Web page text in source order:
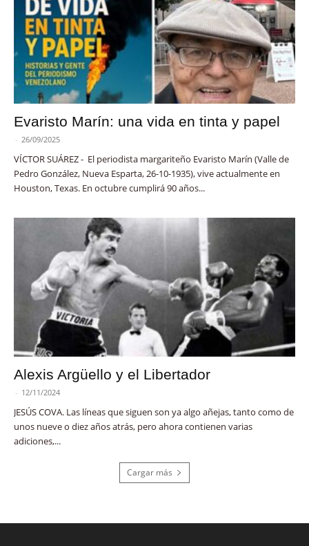
Evaristo Marín: una vida en tinta y papel
- 26/09/2025
VÍCTOR SUÁREZ - El periodista margariteño Evaristo Marín (Valle de
Pedro González, Nueva Esparta, 26-10-1935), vive actualmente en
Houston, Texas. En octubre cumplirá 90 años...
Alexis Argüello y el Libertador
- 12/11/2024
JESÚS COVA. Las líneas que siguen son ya algo añejas, tanto como de
unos nueve o diez años atrás, pero ahora contienen varias
adiciones,...
Cargar más